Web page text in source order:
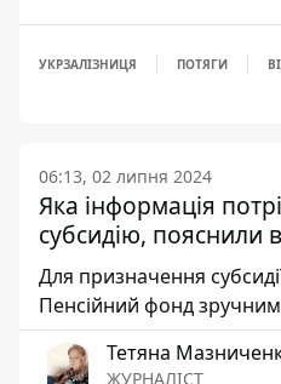
УКРЗАЛІЗНИЦЯ ПОТЯГИ
06:13, 02 липня 2024
Яка інформація
субсидію, пояснили
Для призначення
Пенсійний фонд
Тетяна
ЖУРНАЛІСТ